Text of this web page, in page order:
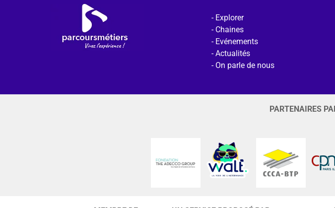
Explorer
Chaines
Evénements
Actualités
On parle de nous
PARTENAIRES